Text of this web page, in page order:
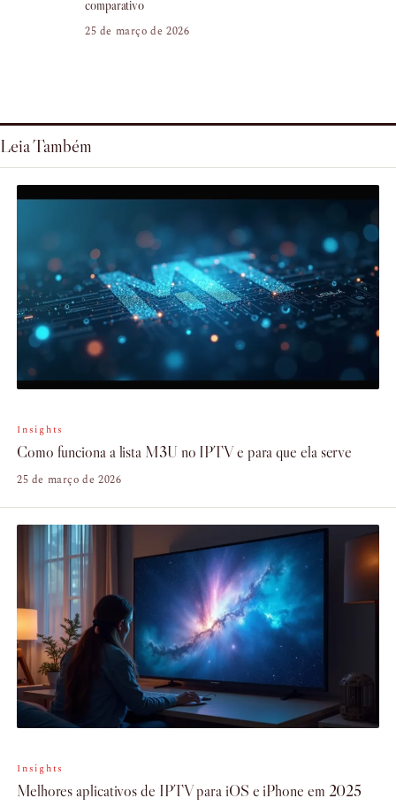
comparativo
25 de março de 2026
Leia Também
Insights
Como funciona a lista M3U no IPTV e para que ela serve
25 de março de 2026
Insights
Melhores aplicativos de IPTV para iOS e iPhone em 2025